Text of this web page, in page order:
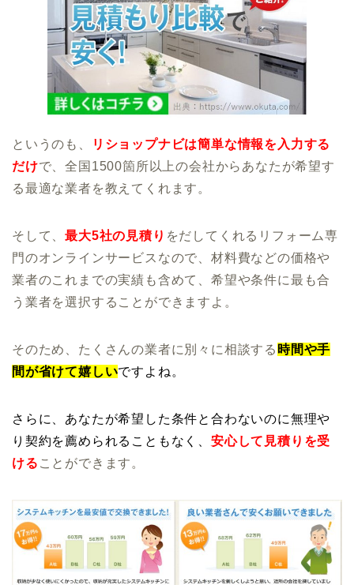
というのも、
リショップナビは簡単な情報を入力する
だけで、全国1500箇所以上の会社からあなたが希望す
る最適な業者を教えてくれます。
そして、最大5社の見積り をだしてくれるリフォーム専
門のオンラインサービスなので、材料費などの価格や
業者のこれまでの実績も含めて、希望や条件に最も合
う業者を選択することができますよ。
そのため、たくさんの業者に別々に相談する 時間や手
間が省けて嬉しいですよね。
さらに、あなたが希望した条件と合わないのに無理や
り契約を薦められることもなく、安心して見積りを受
ける ことができます。